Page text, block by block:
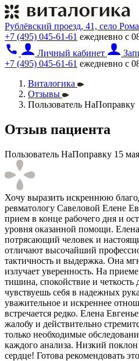
Рублёвский проезд, 41, село
+7 (495) 045-61-61 ежедневно с
Личный кабинет
+7 (495) 045-61-61 ежедневно с
Виталогика
Отзывы
Пользователь НаПоправку
Отзыв пациента
Пользователь НаПоправку 15
Хочу выразить искреннюю
ревматологу Савеловой Елене
прием в конце рабочего дня и
уровня оказанной помощи.
потрясающий человек и
отличают высочайший
тактичность и выдержка. Она
излучает уверенность. На
тишина, спокойствие и четкость
чувствуешь себя в надежных
уважительное и искреннее
встречается редко. Елена
жалобу и действительно
только необходимые
каждого анализа. Низкий
сердце! Готова рекомендовать